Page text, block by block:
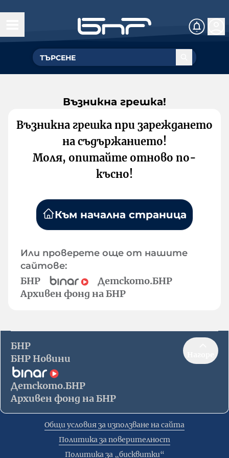
Възникна грешка!
Възникна грешка при зареждането
на съдържанието!
Моля, опитайте отново по-
късно!
Към начална страница
Или проверете още от нашите
сайтове:
БНР
Детското.БНР
Архивен фонд на БНР
БНР
БНР Новини
Детското.БНР
Архивен фонд на БНР
Общи условия за използване на сайта
Политика за поверителност
Политика за „бисквитки“